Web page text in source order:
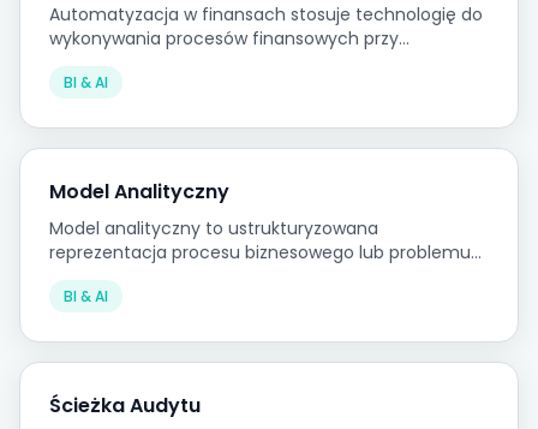
Automatyzacja w finansach stosuje technologię do
wykonywania procesów finansowych przy
ograniczonej ręcznej interwencji, dążąc do redukcji
czasu przetwarzania, eliminacji błędów i
BI & AI
Model Analityczny
Model analityczny to ustrukturyzowana
reprezentacja procesu biznesowego lub problemu
decyzyjnego, zbudowana w celu wsparcia analizy,
projekcji lub optymalizacji.
BI & AI
Ścieżka Audytu